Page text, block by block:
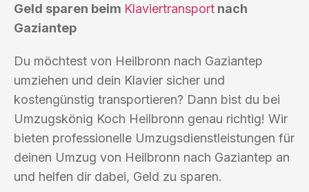
Geld sparen beim Klaviertransport nach
Gaziantep
Du möchtest von Heilbronn nach Gaziantep
umziehen und dein Klavier sicher und
kostengünstig transportieren? Dann bist du bei
Umzugskönig Koch Heilbronn genau richtig! Wir
bieten professionelle Umzugsdienstleistungen für
deinen Umzug von Heilbronn nach Gaziantep an
und helfen dir dabei, Geld zu sparen.